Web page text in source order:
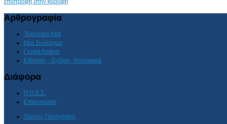
επιστροφή στην κορυφή
Αρθρογραφία
Τελευταία Νέα
Νέα Συλλόγων
Γενικά Άρθρα
Ειδήσεις - Σχόλια - Κοινωνικά
Διάφορα
Π.Ο.Σ.Σ.
Επικοινωνία
Χάρτης Πλοήγησης